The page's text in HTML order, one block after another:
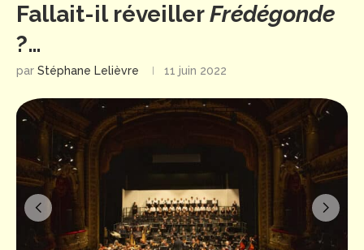
Fallait-il réveillerFrédégonde
?…
par Stéphane Lelièvre 11 juin 2022